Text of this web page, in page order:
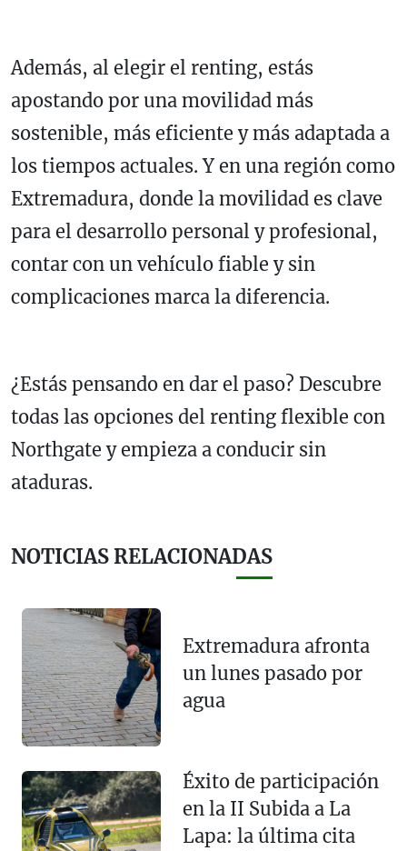
Además, al elegir el renting, estás
apostando por una movilidad más
sostenible, más eficiente y más adaptada a
los tiempos actuales. Y en una región como
Extremadura, donde la movilidad es clave
para el desarrollo personal y profesional,
contar con un vehículo fiable y sin
complicaciones marca la diferencia.
¿Estás pensando en dar el paso? Descubre
todas las opciones del renting flexible con
Northgate y empieza a conducir sin
ataduras.
NOTICIAS RELACIONADAS
Extremadura afronta
un lunes pasado por
agua
Éxito de participación
en la II Subida a La
Lapa: la última cita